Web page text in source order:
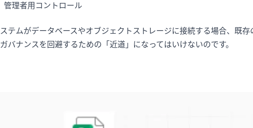
管理者用コントロール
テムがデータベースやオブジェクトストレージに接続する場合、既
バナンスを回避するための「近道」になってはいけないのです。